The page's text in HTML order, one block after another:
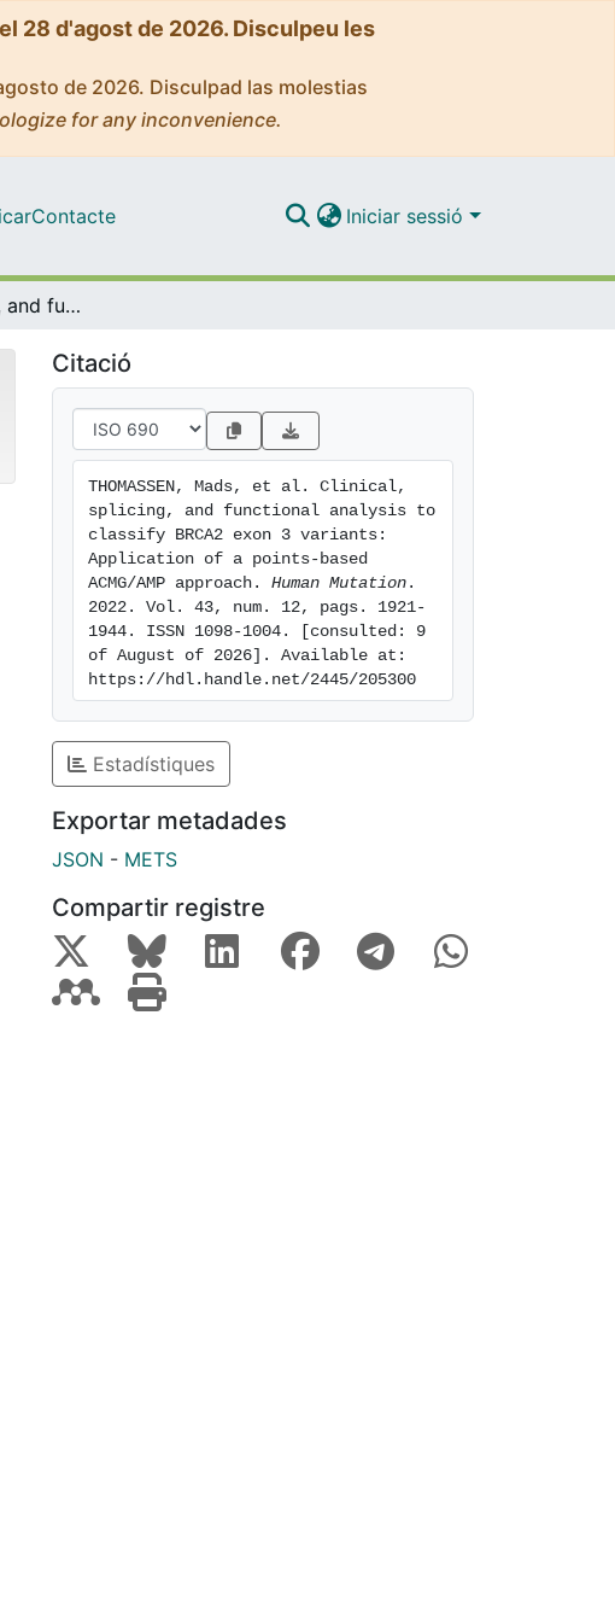
28 d'agost de 2026. Disculpeu les
de 2026. Disculpad las molestias
for any inconvenience.
Contacte Iniciar sessió
Clinical, splicing, and functional analysis to classify BRCA2 exon 3 variants: Application of a points‐based ACMG/AMP approach
Citació
THOMASSEN, Mads, et al. Clinical,
splicing, and functional analysis to
classify BRCA2 exon 3 variants:
Application of a points‐based
ACMG/AMP approach. Human Mutation .
2022. Vol. 43, num. 12, pags. 1921-
1944. ISSN 1098-1004. [consulted: 9
of August of 2026]. Available at:
https://hdl.handle.net/2445/205300
Estadístiques
Exportar metadades
JSON - METS
Compartir registre